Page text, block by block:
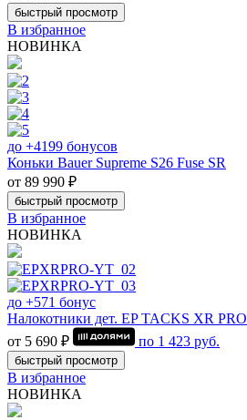
быстрый просмотр
В избранное
НОВИНКА
до +4199 бонусов
Коньки Bauer Supreme S26 Fuse SR
от 89 990 ₽
быстрый просмотр
В избранное
НОВИНКА
до +571 бонус
Налокотники дет. EP TACKS XR PRO
от 5 690 ₽
по 1 423 руб.
быстрый просмотр
В избранное
НОВИНКА